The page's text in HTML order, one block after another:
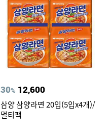
30% 12,600
삼양 삼양라면 20입(5입x4개)/
멀티팩